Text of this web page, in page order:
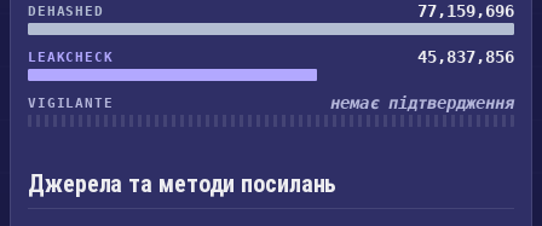
DEHASHED 77,159,696
LEAKCHECK 45,837,856
VIGILANTE немає підтвердження
Джерела та методи посилань